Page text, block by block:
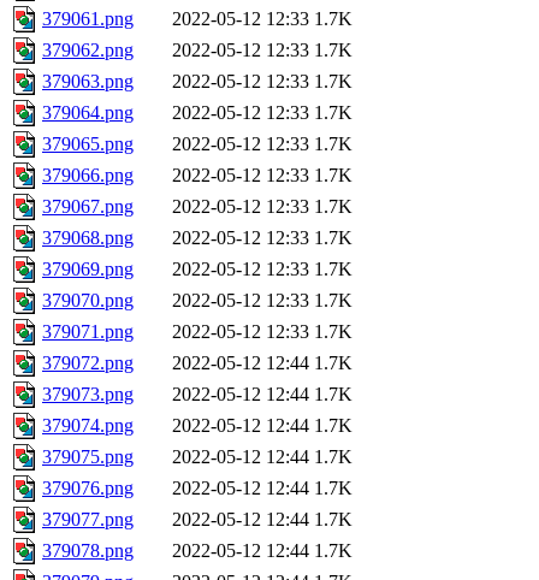
379061.png
2022-05-12 12:33 1.7K
379062.png
2022-05-12 12:33 1.7K
379063.png
2022-05-12 12:33 1.7K
379064.png
2022-05-12 12:33 1.7K
379065.png
2022-05-12 12:33 1.7K
379066.png
2022-05-12 12:33 1.7K
379067.png
2022-05-12 12:33 1.7K
379068.png
2022-05-12 12:33 1.7K
379069.png
2022-05-12 12:33 1.7K
379070.png
2022-05-12 12:33 1.7K
379071.png
2022-05-12 12:33 1.7K
379072.png
2022-05-12 12:44 1.7K
379073.png
2022-05-12 12:44 1.7K
379074.png
2022-05-12 12:44 1.7K
379075.png
2022-05-12 12:44 1.7K
379076.png
2022-05-12 12:44 1.7K
379077.png
2022-05-12 12:44 1.7K
379078.png
2022-05-12 12:44 1.7K